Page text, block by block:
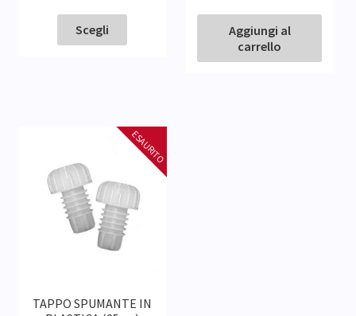
Scegli
Aggiungi al
carrello
TAPPO SPUMANTE IN